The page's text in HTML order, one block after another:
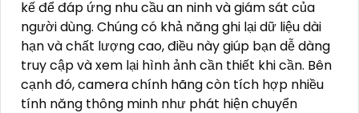
kế để đáp ứng nhu cầu an ninh và giám sát của
người dùng. Chúng có khả năng ghi lại dữ liệu dài
hạn và chất lượng cao, điều này giúp bạn dễ dàng
truy cập và xem lại hình ảnh cần thiết khi cần. Bên
cạnh đó, camera chính hãng còn tích hợp nhiều
tính năng thông minh như phát hiện chuyển